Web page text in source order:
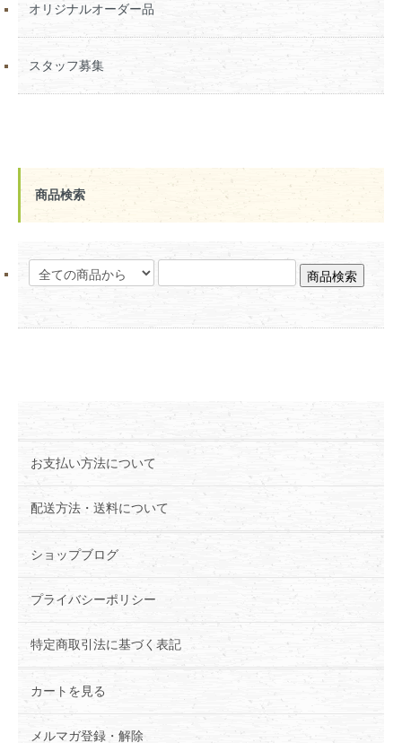
オリジナルオーダー品
スタッフ募集
商品検索
お支払い方法について
配送方法・送料について
ショップブログ
プライバシーポリシー
特定商取引法に基づく表記
カートを見る
メルマガ登録・解除